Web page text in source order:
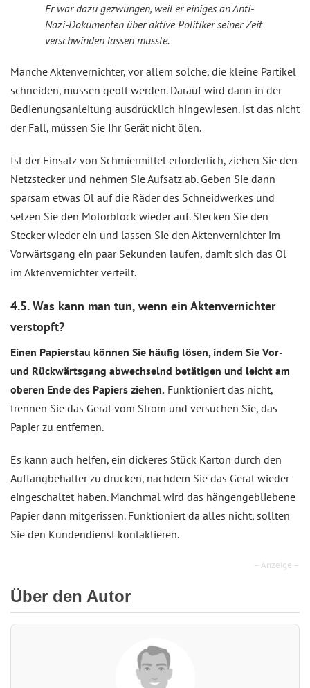
Er war dazu gezwungen, weil er einiges an Anti-
Nazi-Dokumenten über aktive Politiker seiner Zeit
verschwinden lassen musste.
Manche Aktenvernichter, vor allem solche, die kleine Partikel
schneiden, müssen geölt werden. Darauf wird dann in der
Bedienungsanleitung ausdrücklich hingewiesen. Ist das nicht
der Fall, müssen Sie Ihr Gerät nicht ölen.
Ist der Einsatz von Schmiermittel erforderlich, ziehen Sie den
Netzstecker und nehmen Sie Aufsatz ab. Geben Sie dann
sparsam etwas Öl auf die Räder des Schneidwerkes und
setzen Sie den Motorblock wieder auf. Stecken Sie den
Stecker wieder ein und lassen Sie den Aktenvernichter im
Vorwärtsgang ein paar Sekunden laufen, damit sich das Öl
im Aktenvernichter verteilt.
4.5. Was kann man tun, wenn ein Aktenvernichter
verstopft?
Einen Papierstau können Sie häufig lösen, indem Sie Vor-
und Rückwärtsgang abwechselnd betätigen und leicht am
oberen Ende des Papiers ziehen. Funktioniert das nicht,
trennen Sie das Gerät vom Strom und versuchen Sie, das
Papier zu entfernen.
Es kann auch helfen, ein dickeres Stück Karton durch den
Auffangbehälter zu drücken, nachdem Sie das Gerät wieder
eingeschaltet haben. Manchmal wird das hängengebliebene
Papier dann mitgerissen. Funktioniert da alles nicht, sollten
Sie den Kundendienst kontaktieren.
– Anzeige –
Über den Autor